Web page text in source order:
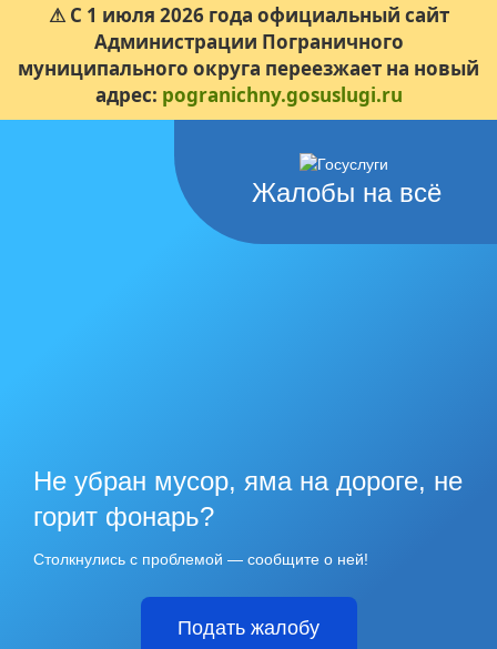
⚠ С 1 июля 2026 года официальный сайт
Администрации Пограничного
муниципального округа переезжает на новый
адрес: pogranichny.gosuslugi.ru
Жалобы на всё
Не убран мусор, яма на дороге, не
горит фонарь?
Столкнулись с проблемой — сообщите о ней!
Подать жалобу